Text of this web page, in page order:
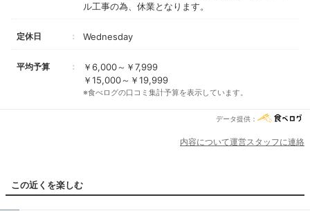
ル工事の為、休業となります。
定休日 Wednesday
平均予算
￥6,000～￥7,999
￥15,000～￥19,999
※食べログの口コミ集計予算を表示しています。
データ提供：
内容について運営スタッフに連絡
この近くを楽しむ